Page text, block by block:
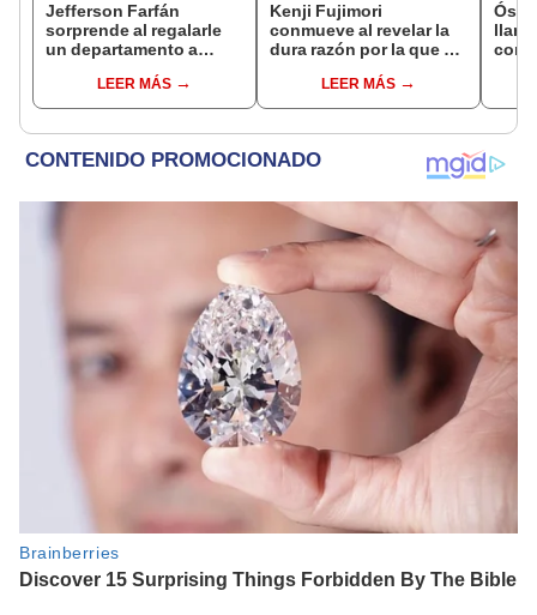
Jefferson Farfán
sorprende al regalarle
un departamento a
fútbol: "Lo hago de
corazón"
LEER MÁS
Kenji Fujimori
conmueve al revelar la
dura razón por la que no
esposa Erika Muñóz: "El
proceso judicial"
LEER MÁS